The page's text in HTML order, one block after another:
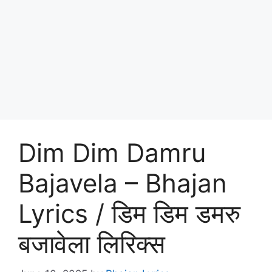
Dim Dim Damru
Bajavela – Bhajan
Lyrics / डिम डिम डमरु
बजावेला लिरिक्स